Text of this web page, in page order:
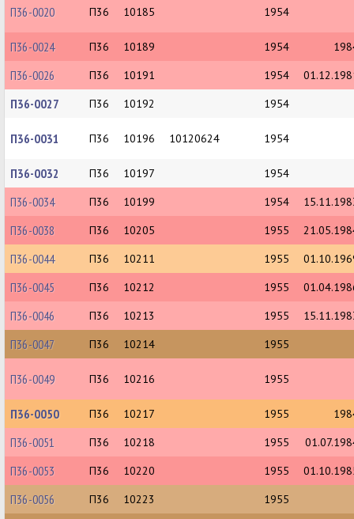
П36-0020 П36 10185 1954
П36-0024 П36 10189 1954
П36-0026 П36 10191 1954
П36-0027 П36 10192 1954
П36-0031 П36 10196 10120624 1954
П36-0032 П36 10197 1954
П36-0034 П36 10199 1954
П36-0038 П36 10205 1955
П36-0044 П36 10211 1955
П36-0045 П36 10212 1955
П36-0046 П36 10213 1955
П36-0047 П36 10214 1955
П36-0049 П36 10216 1955
П36-0050 П36 10217 1955
П36-0051 П36 10218 1955
П36-0053 П36 10220 1955
П36-0056 П36 10223 1955